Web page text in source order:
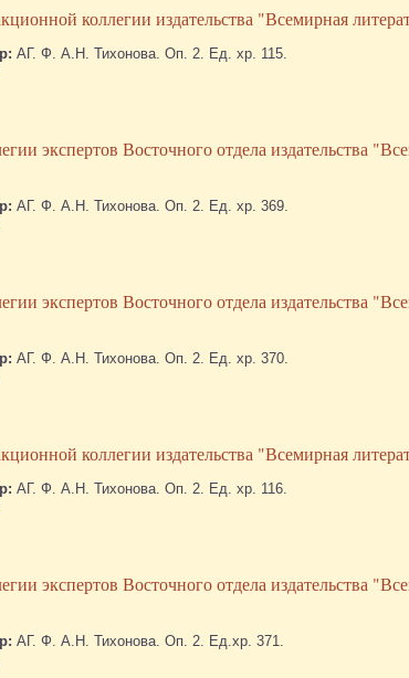
коллегии издательства "Всемирная
АГ. Ф. А.Н. Тихонова. Оп. 2. Ед. хр. 115.
экспертов Восточного отдела издательства
АГ. Ф. А.Н. Тихонова. Оп. 2. Ед. хр. 369.
экспертов Восточного отдела издательства
АГ. Ф. А.Н. Тихонова. Оп. 2. Ед. хр. 370.
коллегии издательства "Всемирная
АГ. Ф. А.Н. Тихонова. Оп. 2. Ед. хр. 116.
экспертов Восточного отдела издательства
АГ. Ф. А.Н. Тихонова. Оп. 2. Ед.хр. 371.